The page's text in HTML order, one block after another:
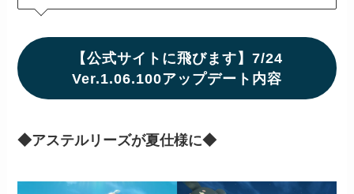
【公式サイトに飛びます】7/24
Ver.1.06.100アップデート内容
◆アステルリーズが夏仕様に◆